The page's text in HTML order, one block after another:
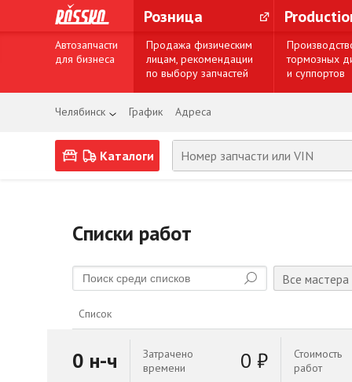
Розница
Автозапчасти
для бизнеса
Продажа физическим
лицам, рекомендации
по выбору запчастей
тормозных
и суппортов
Челябинск График Адреса
Каталоги
Списки работ
Все мастера
Список
0 н-ч
Затрачено
времени
0 ₽
Стоимость
работ